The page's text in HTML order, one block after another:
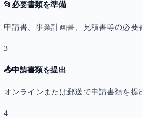
📂 必要書類を準備
申請書、事業計画書、見積書等の必要
3
📤申請書類を提出
オンラインまたは郵送で申請書類を提
4